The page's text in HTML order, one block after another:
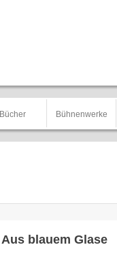
Bücher Bühnenwerke
Aus blauem Glase